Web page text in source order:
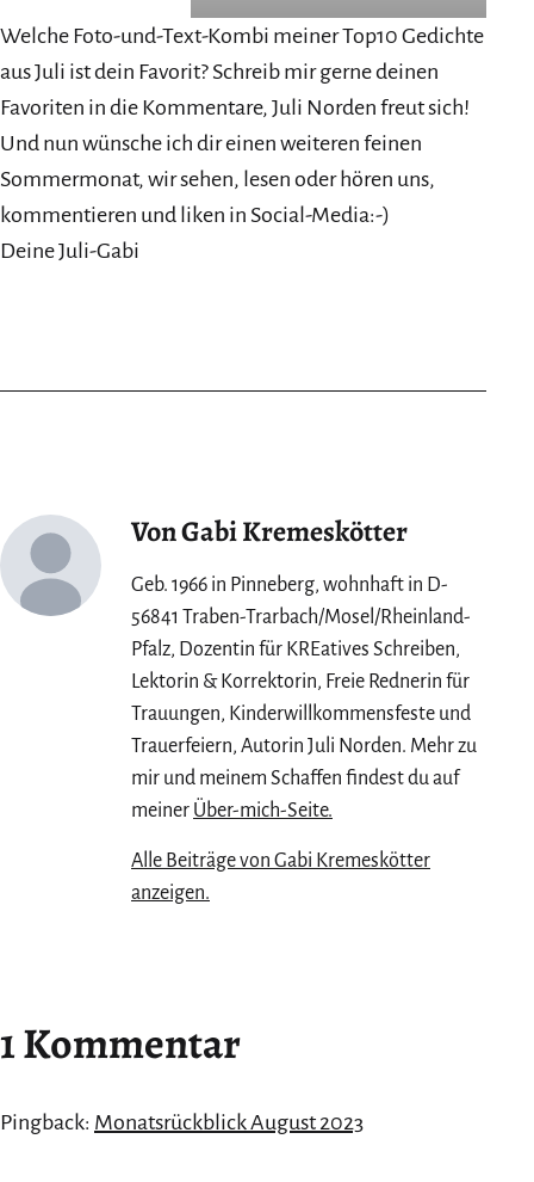
Welche Foto-und-Text-Kombi meiner Top10 Gedichte
aus Juli ist dein Favorit? Schreib mir gerne deinen
Favoriten in die Kommentare, Juli Norden freut sich!
Und nun wünsche ich dir einen weiteren feinen
Sommermonat, wir sehen, lesen oder hören uns,
kommentieren und liken in Social-Media:-)
Deine Juli-Gabi
Von Gabi Kremeskötter
Geb. 1966 in Pinneberg, wohnhaft in D-
56841 Traben-Trarbach/Mosel/Rheinland-
Pfalz, Dozentin für KREatives Schreiben,
Lektorin & Korrektorin, Freie Rednerin für
Trauungen, Kinderwillkommensfeste und
Trauerfeiern, Autorin Juli Norden. Mehr zu
mir und meinem Schaffen findest du auf
meiner Über-mich-Seite.
Alle Beiträge von Gabi Kremeskötter
anzeigen.
1 Kommentar
Pingback: Monatsrückblick August 2023